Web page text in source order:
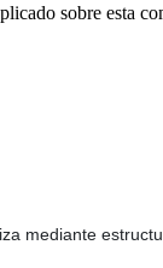
sobre esta
mediante